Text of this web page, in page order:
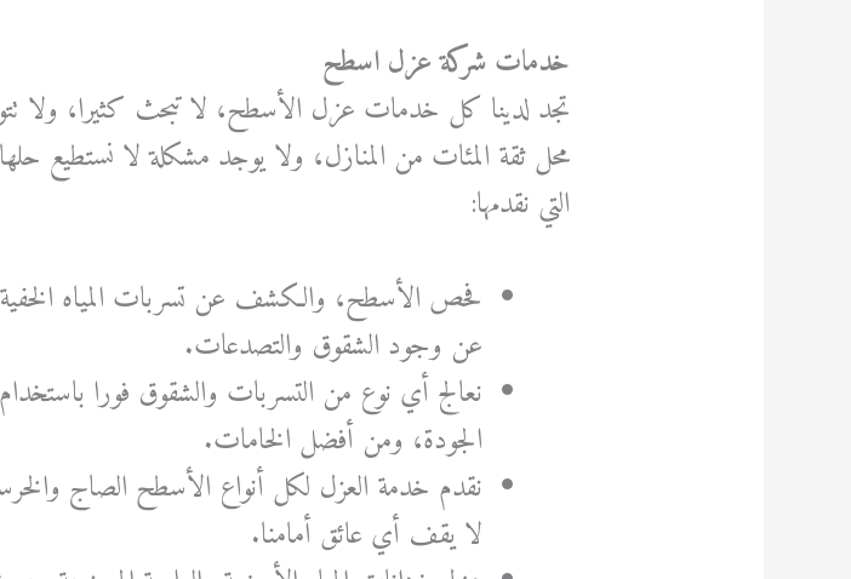
خدمات شركة عزل اسطح
تجد لدينا كل خدمات عزل الأسطح، لا تبحث كثيرا، ولا
محل ثقة المئات من المنازل، ولا يوجد مشكلة لا نستطيع
التي نقدمها:
فحص الأسطح، والكشف عن تسربات المياه
عن وجود الشقوق والتصدعات.
نعالج أي نوع من التسربات والشقوق فورا باستخدام
الجودة، ومن أفضل الخامات.
نقدم خدمة العزل لكل أنواع الأسطح الصاج
لا يقف أي عائق أمامنا.